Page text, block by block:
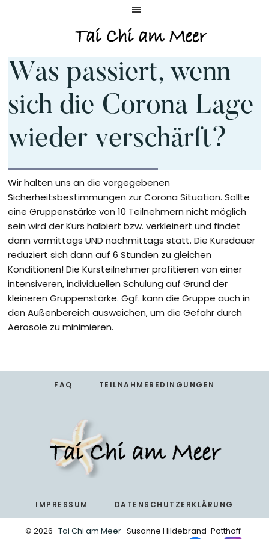
TAI
CHI
MEER
Was passiert, wenn
sich die Corona Lage
wieder verschärft?
Wir halten uns an die vorgegebenen
Sicherheitsbestimmungen zur Corona Situation. Sollte
eine Gruppenstärke von 10 Teilnehmern nicht möglich
sein wird der Kurs halbiert bzw. verkleinert und findet
dann vormittags UND nachmittags statt. Die Kursdauer
reduziert sich dann auf 6 Stunden zu gleichen
Konditionen! Die Kursteilnehmer profitieren von einer
intensiveren, individuellen Schulung auf Grund der
kleineren Gruppenstärke. Ggf. kann die Gruppe auch in
den Außenbereich ausweichen, um die Gefahr durch
Aerosole zu minimieren.
FooterFAQ TEILNAHMEBEDINGUNGEN
IMPRESSUM DATENSCHUTZERKLÄRUNG
© 2026 · Tai Chi am Meer· Susanne Hildebrand-Potthoff ·